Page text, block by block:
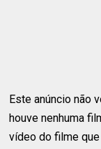
Este anúncio não
houve nenhuma
vídeo do filme